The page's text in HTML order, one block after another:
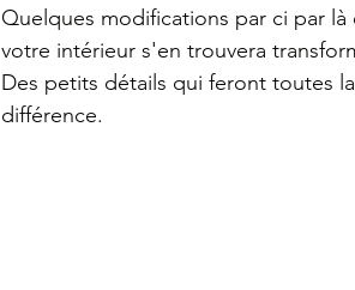
Quelques modifications par ci par là
votre intérieur s'en trouvera
Des petits détails qui feront toutes la
différence.